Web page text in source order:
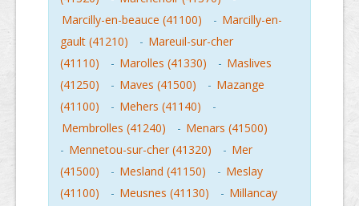
Marcilly-en-beauce (41100)
- Marcilly-en-
gault (41210)
- Mareuil-sur-cher
(41110)
- Marolles (41330) - Maslives
(41250)
- Maves (41500) - Mazange
(41100)
- Mehers (41140)
-
Membrolles (41240)
- Menars (41500)
- Mennetou-sur-cher (41320) - Mer
(41500)
- Mesland (41150) - Meslay
(41100)
- Meusnes (41130) - Millancay